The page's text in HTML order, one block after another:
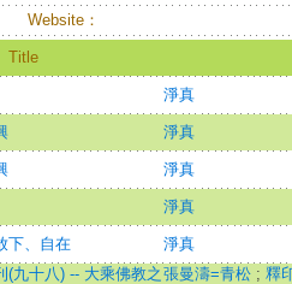
Website：
Title
淨真
淨真
淨真
淨真
下、自在
淨真
(九十八) -- 大乘佛教之 張曼濤=青松 ; 釋